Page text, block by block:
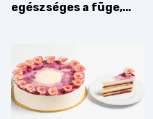
egészséges a füge,